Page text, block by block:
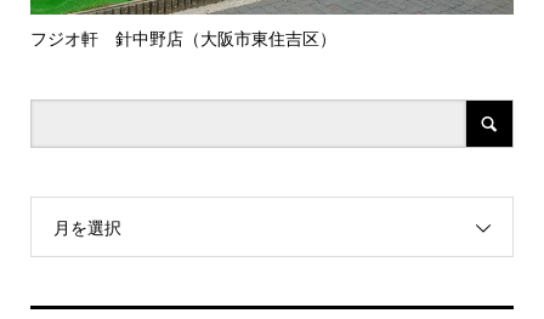
フジオ軒 針中野店（大阪市東住吉区）
月を選択